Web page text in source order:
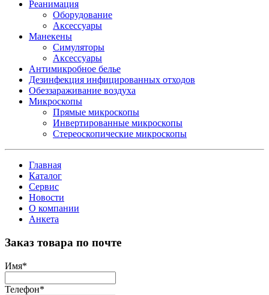
Реанимация
Оборудование
Аксессуары
Манекены
Симуляторы
Аксессуары
Антимикробное белье
Дезинфекция инфицированных отходов
Обеззараживание воздуха
Микроскопы
Прямые микроскопы
Инвертированные микроскопы
Стереоскопические микроскопы
Главная
Каталог
Сервис
Новости
О компании
Анкета
Заказ товара по почте
Имя*
Телефон*